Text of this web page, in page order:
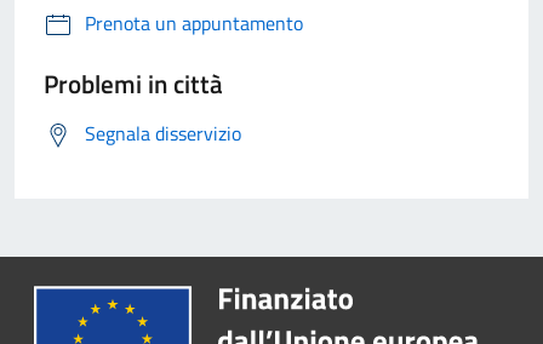
Prenota un appuntamento
Problemi in città
Segnala disservizio